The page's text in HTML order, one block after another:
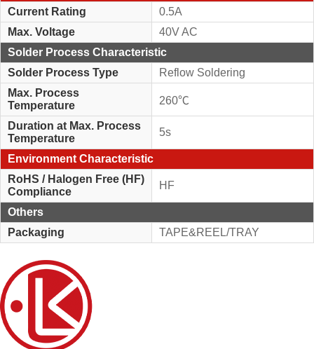
Current Rating
0.5A
Max. Voltage
40V AC
Solder Process Characteristic
Solder Process Type
Reflow Soldering
Max. Process
Temperature
260℃
Duration at Max. Process
Temperature
5s
Environment Characteristic
RoHS / Halogen Free (HF)
Compliance
HF
Others
Packaging
TAPE&REEL/TRAY